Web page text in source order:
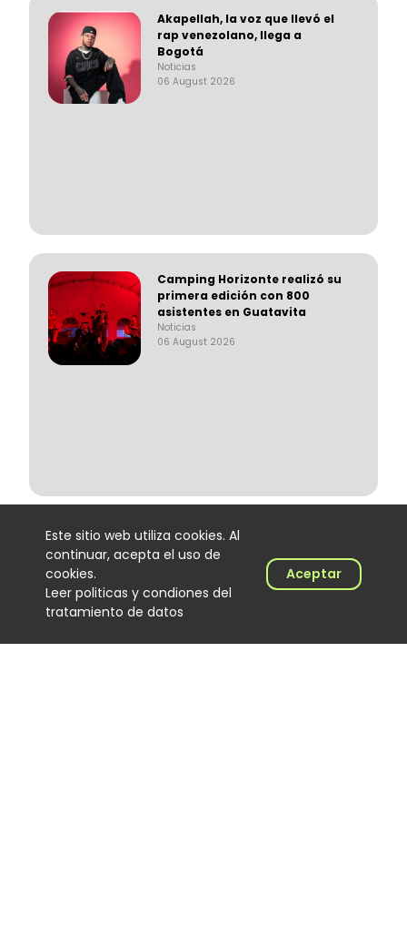
Akapellah, la voz que llevó el
rap venezolano, llega a
Bogotá
Noticias
06 August 2026
Camping Horizonte realizó su
primera edición con 800
asistentes en Guatavita
Noticias
06 August 2026
Lenin Ramírez completa tres
semanas en el No. 1 del Top
100 Colombia Hits con “Todo
Lo Fue”
Noticias
06 August 2026
Este sitio web utiliza cookies. Al
continuar, acepta el uso de
cookies.
Leer politicas y condiones del
tratamiento de datos
Aceptar